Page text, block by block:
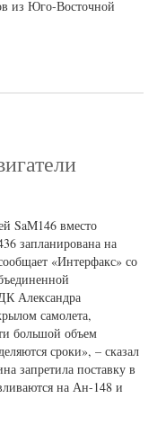
из Юго-Восточной
SaM146 вместо
запланирована на
«Интерфакс» со
Александра
самолета,
большой объем
сроки», – сказал
запретила поставку в
на Ан-148 и